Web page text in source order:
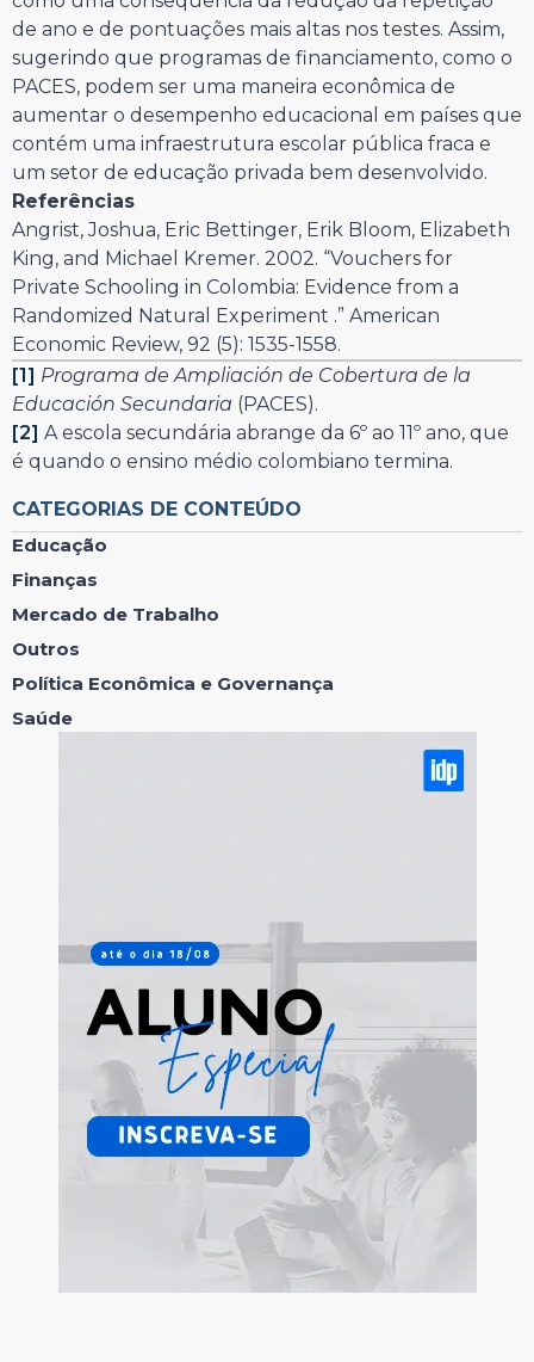
de ano e de pontuações mais altas nos testes. Assim,
sugerindo que programas de financiamento, como o
PACES, podem ser uma maneira econômica de
aumentar o desempenho educacional em países que
contém uma infraestrutura escolar pública fraca e
um setor de educação privada bem desenvolvido.
Referências
Angrist, Joshua, Eric Bettinger, Erik Bloom, Elizabeth
King, and Michael Kremer. 2002. “Vouchers for
Private Schooling in Colombia: Evidence from a
Randomized Natural Experiment .” American
Economic Review, 92 (5): 1535-1558.
[1] Programa de Ampliación de Cobertura de la
Educación Secundaria (PACES).
[2] A escola secundária abrange da 6º ao 11º ano, que
é quando o ensino médio colombiano termina.
CATEGORIAS DE CONTEÚDO
Educação
Finanças
Mercado de Trabalho
Outros
Política Econômica e Governança
Saúde